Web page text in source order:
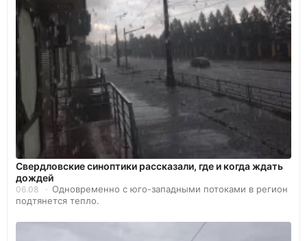
Свердловские синоптики рассказали, где и когда ждать
дождей
06.08
Одновременно с юго-западными потоками в регион
подтянется тепло.